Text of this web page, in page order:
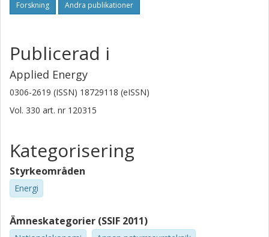
Forskning Andra publikationer
Publicerad i
Applied Energy
0306-2619 (ISSN) 18729118 (eISSN)
Vol. 330 art. nr 120315
Kategorisering
Styrkeområden
Energi
Ämneskategorier (SSIF 2011)